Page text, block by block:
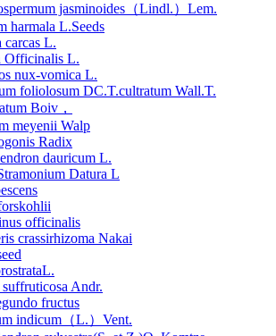
jasminoides（Lindl.）Lem.
harmala L.Seeds
carcas L.
Officinalis L.
nux-vomica L.
foliolosum DC.T.cultratum Wall.T.
Boiv，
meyenii Walp
Radix
dauricum L.
Datura L
officinalis
crassirhizoma Nakai
suffruticosa Andr.
fructus
indicum（L.）Vent.